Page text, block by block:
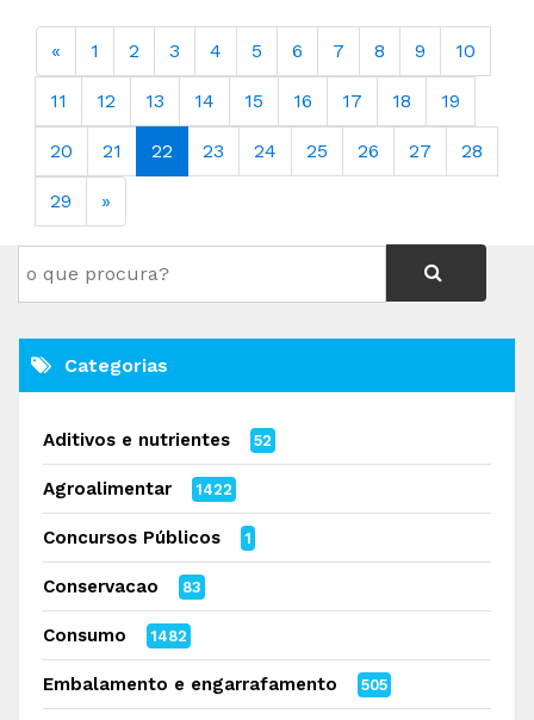
« 1 2 3 4 5 6 7 8 9 10
11 12 13 14 15 16 17 18 19
20 21 22 23 24 25 26 27 28
29 »
Categorias
Aditivos e nutrientes 52
Agroalimentar 1422
Concursos Públicos 1
Conservacao 83
Consumo 1482
Embalamento e engarrafamento 505